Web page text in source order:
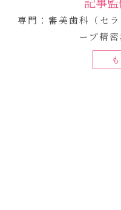
専門：審美歯科（セ
ープ精